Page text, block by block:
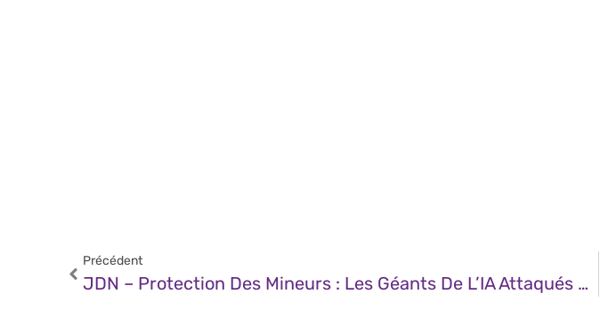
Précédent
JDN – Protection Des Mineurs : Les Géants De L’IA Attaqués Sur Un Nouveau Front Aux US